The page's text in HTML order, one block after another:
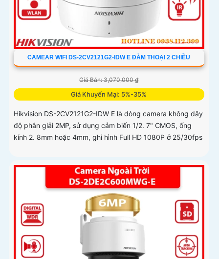
CAMEAR WIFI DS-2CV2121G2-IDW E ĐÀM THOẠI 2 CHIỀU
Giá Bán: 3,070,000 ₫
Giá Khuyến Mại: 5%-35%
Hikvision DS-2CV2121G2-IDW E là dòng camera không dây
độ phân giải 2MP, sử dụng cảm biến 1/2. 7" CMOS, ống
kính 2. 8mm hoặc 4mm, ghi hình Full HD 1080P ở 25/30fps